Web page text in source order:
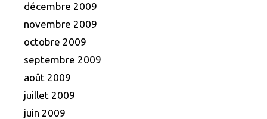
décembre 2009
novembre 2009
octobre 2009
septembre 2009
août 2009
juillet 2009
juin 2009